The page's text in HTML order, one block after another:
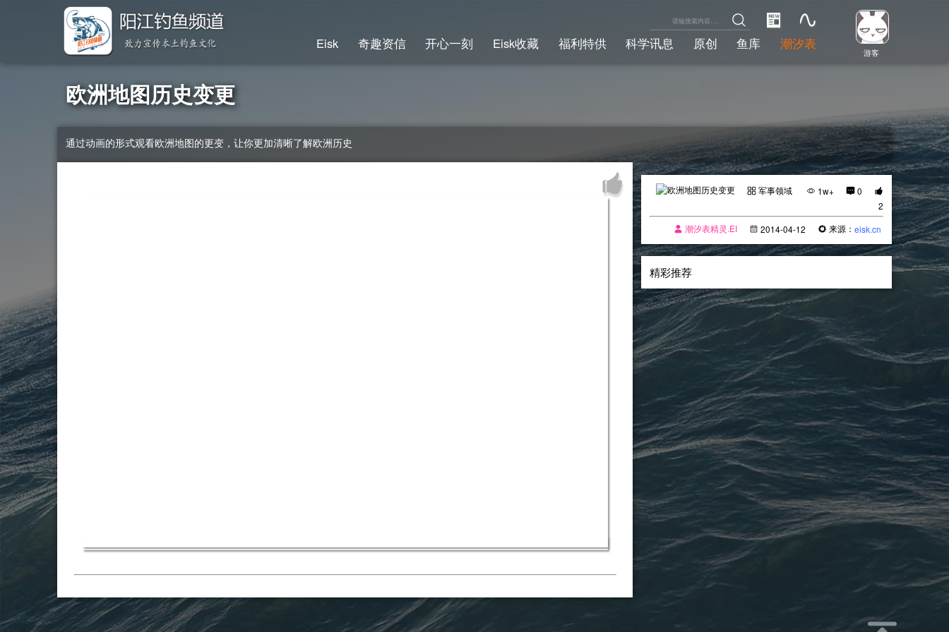
游客
Eisk 奇趣资信 开心一刻 Eisk收藏 福利特供 科学讯息 原创 鱼库 潮汐表
欧洲地图历史变更
通过动画的形式观看欧洲地图的更变，让你更加清晰了解欧洲历史
军事领域 1w+
0
2
潮汐表精灵.EI
2014-04-12 来源：eisk.cn
精彩推荐